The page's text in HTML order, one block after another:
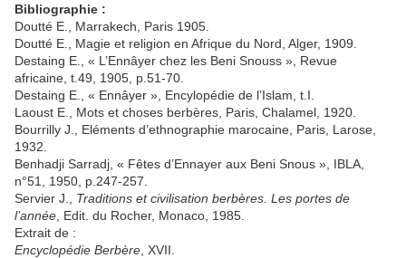
Bibliographie :
Doutté E., Marrakech, Paris 1905.
Doutté E., Magie et religion en Afrique du Nord, Alger, 1909.
Destaing E., « L’Ennâyer chez les Beni Snouss », Revue
africaine, t.49, 1905, p.51-70.
Destaing E., « Ennâyer », Encylopédie de l’Islam, t.I.
Laoust E., Mots et choses berbères, Paris, Chalamel, 1920.
Bourrilly J., Eléments d’ethnographie marocaine, Paris, Larose,
1932.
Benhadji Sarradj, « Fêtes d’Ennayer aux Beni Snous », IBLA,
n°51, 1950, p.247-257.
Servier J., Traditions et civilisation berbères. Les portes de
l’année , Edit. du Rocher, Monaco, 1985.
Extrait de :
Encyclopédie Berbère , XVII.